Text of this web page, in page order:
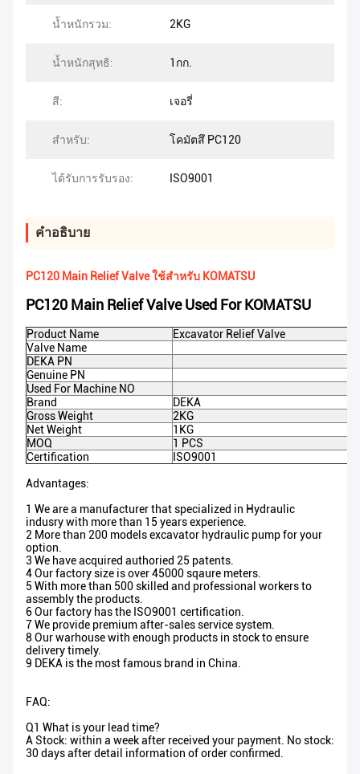
น้ำหนักรวม: 2KG
น้ำหนักสุทธิ: 1กก.
สี: เจอรี่
สำหรับ: โคมัตสึ PC120
ได้รับการรับรอง: ISO9001
คําอธิบาย
PC120 Main Relief Valve ใช้สำหรับ KOMATSU
PC120 Main Relief Valve Used For KOMATSU
Product Name
Excavator Relief Valve
Valve Name
DEKA PN
Genuine PN
Used For Machine NO
Brand
DEKA
Gross Weight
2KG
Net Weight
1KG
MOQ
1 PCS
Certification
ISO9001
Advantages:
1 We are a manufacturer that specialized in Hydraulic
indusry with more than 15 years experience.
2 More than 200 models excavator hydraulic pump for your
option.
3 We have acquired authoried 25 patents.
4 Our factory size is over 45000 sqaure meters.
5 With more than 500 skilled and professional workers to
assembly the products.
6 Our factory has the ISO9001 certification.
7 We provide premium after-sales service system.
8 Our warhouse with enough products in stock to ensure
delivery timely.
9 DEKA is the most famous brand in China.
FAQ:
Q1 What is your lead time?
A Stock: within a week after received your payment. No stock:
30 days after detail information of order confirmed.